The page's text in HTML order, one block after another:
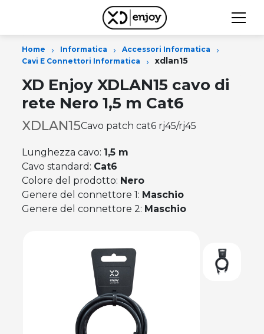
Home › Informatica › Accessori Informatica ›
Cavi E Connettori Informatica › xdlan15
XD Enjoy XDLAN15 cavo di
rete Nero 1,5 m Cat6
XDLAN15Cavo patch cat6 rj45/rj45
Lunghezza cavo: 1,5 m
Cavo standard: Cat6
Colore del prodotto: Nero
Genere del connettore 1: Maschio
Genere del connettore 2: Maschio